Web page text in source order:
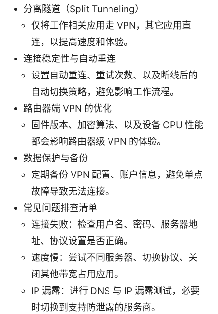
分离隧道（Split Tunneling）
仅将工作相关应用走 VPN，其它应用直
连，以提高速度和体验。
连接稳定性与自动重连
设置自动重连、重试次数、以及断线后的
自动切换策略，避免影响工作流程。
路由器端 VPN 的优化
固件版本、加密算法、以及设备 CPU 性能
都会影响路由器级 VPN 的体验。
数据保护与备份
定期备份 VPN 配置、账户信息，避免单点
故障导致无法连接。
常见问题排查清单
连接失败：检查用户名、密码、服务器地
址、协议设置是否正确。
速度慢：尝试不同服务器、切换协议、关
闭其他带宽占用应用。
IP 漏露：进行 DNS 与 IP 漏露测试，必要
时切换到支持防泄露的服务商。